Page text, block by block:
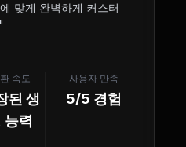
맞게 완벽하게 커스터
"
속도
된 생
능력
사용자 만족
5/5 경험